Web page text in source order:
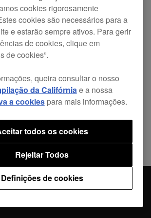
Atualização de software remixbox ver.
2.1.4
cookies rigorosamente
cookies são necessários para a
e estarão sempre ativos. Para gerir
de cookies, clique em
de cookies”.
queira consultar o nosso
da Califórniae a nossa
a cookiespara mais informações.
Definições de cookies
Rejeitar Todos
todos os cookies